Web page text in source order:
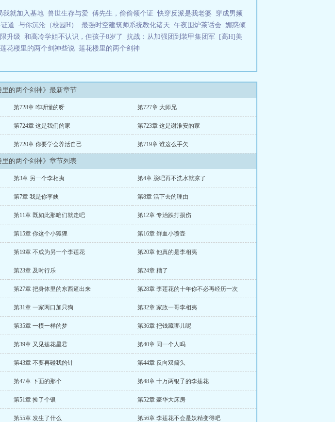
我就加入基地 兽世生存与爱 傅先生，偷偷领个证 快穿反派是我老婆
穿成男频
道 与你沉沦（校园H） 最强时空建筑师系统教化诸天 午夜围炉茶话会 媚惑倾
升级 和高冷学姐不认识，但孩子8岁了 抗战：从加强团到装甲集团军
[高H]美
莲花楼里的两个剑神些说 莲花楼里的两个剑神
里的两个剑神》最新章节
第728章 咋听懂的呀 第727章 大师兄
第724章 这是我们的家 第723章 这是谢淮安的家
第720章 你要学会养活自己 第719章 谁这么手欠
里的两个剑神》章节列表
第3章 另一个李相夷 第4章 脱吧再不洗水就凉了
第7章 我是你李姨 第8章 活下去的理由
第11章 既如此那咱们就走吧 第12章 专治跌打损伤
第15章 你这个小狐狸 第16章 鲜血小喷壶
第19章 不成为另一个李莲花 第20章 他真的是李相夷
第23章 及时行乐 第24章 糟了
第27章 把身体里的东西逼出来 第28章 李莲花的十年你不必再经历一次
第31章 一家两口加只狗 第32章 家政一哥李相夷
第35章 一模一样的梦 第36章 把钱藏哪儿呢
第39章 又见莲花星君 第40章 同一个人吗
第43章 不要再碰我的针 第44章 反向双箭头
第47章 下面的那个 第48章 十万两银子的李莲花
第51章 捡了个银 第52章 豪华大床房
第55章 发生了什么 第56章 李莲花不会是妖精变得吧